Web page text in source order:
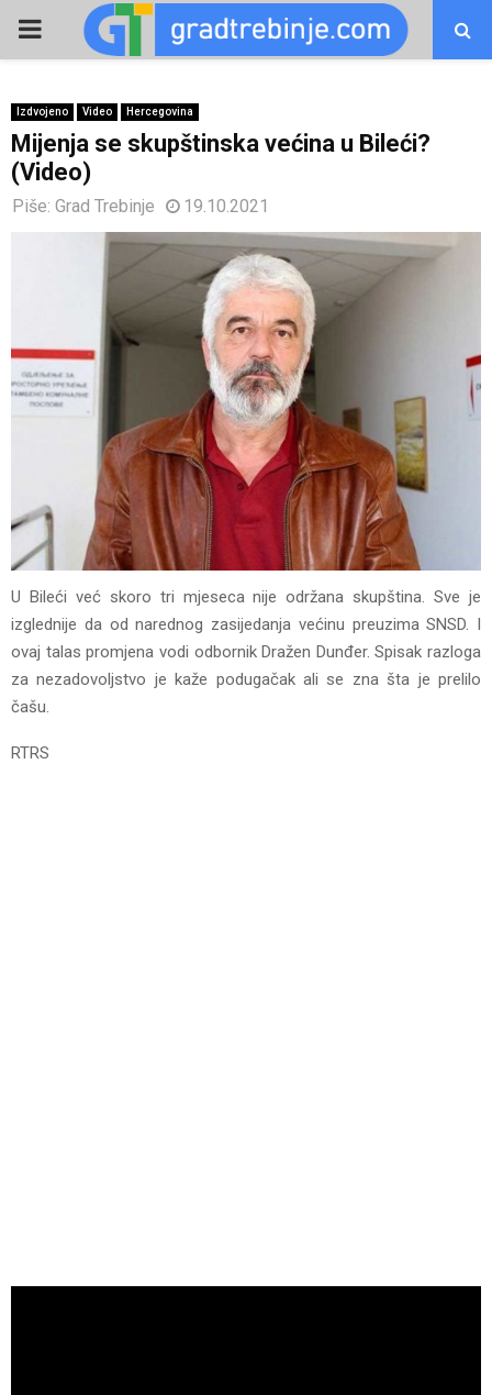
PRIMARY
Izdvojeno Video Hercegovina
Mijenja se skupštinska većina u Bileći?
(Video)
Piše: Grad Trebinje 19.10.2021
U Bileći već skoro tri mjeseca nije održana skupština. Sve je
izglednije da od narednog zasijedanja većinu preuzima SNSD. I
ovaj talas promjena vodi odbornik Dražen Dunđer. Spisak razloga
za nezadovoljstvo je kaže podugačak ali se zna šta je prelilo
čašu.
RTRS